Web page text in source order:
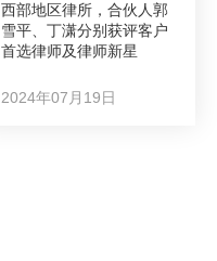
西部地区律所，合伙人郭
雪平、丁潇分别获评客户
首选律师及律师新星
2024年07月19日